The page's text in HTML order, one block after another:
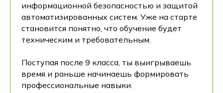
информационной безопасностью и защитой
автоматизированных систем. Уже на старте
становится понятно, что обучение будет
техническим и требовательным.
Поступая после 9 класса, ты выигрываешь
время и раньше начинаешь формировать
профессиональные навыки.